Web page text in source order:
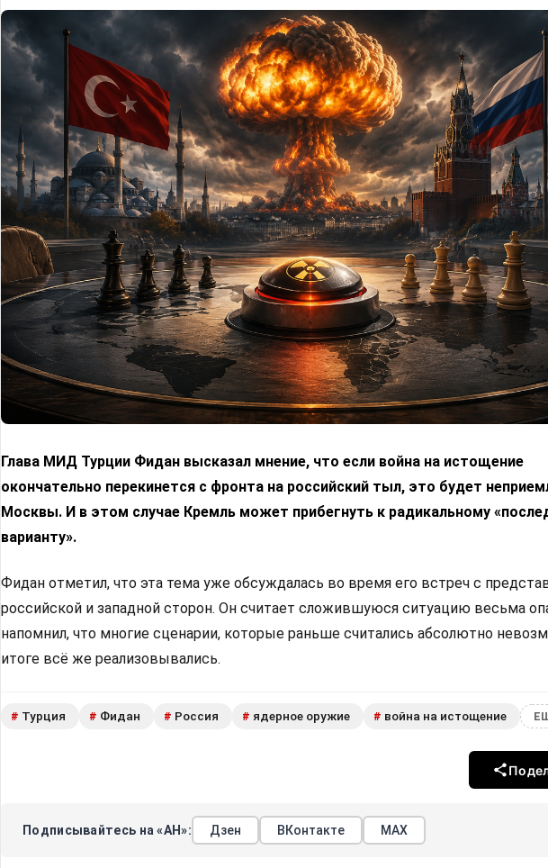
Глава МИД Турции Фидан высказал мнение, что если война на истощение
окончательно перекинется с фронта на российский тыл, это будет
Москвы. И в этом случае Кремль может прибегнуть к радикальному
варианту».
Фидан отметил, что эта тема уже обсуждалась во время его встреч с
российской и западной сторон. Он считает сложившуюся ситуацию весьма
напомнил, что многие сценарии, которые раньше считались абсолютно
итоге всё же реализовывались.
# Турция # Фидан # Россия # ядерное оружие # война на истощение
Подписывайтесь на «АН»: Дзен ВКонтакте МАХ